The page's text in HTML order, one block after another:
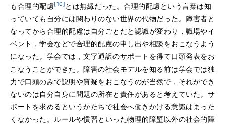
も合理的配慮[10] とは無縁だった。合理的配慮という言葉は知
っていても自分には関わりのない世界の代物だった。障害者と
なってから合理的配慮は自分ごとだと認識が変わり，職場やイ
ベント，学会などで合理的配慮の申し出や相談をおこなうよう
になった。学会では，文字通訳のサポートを得て口頭発表をお
こなうことができた。障害の社会モデルを知る前は学会では独
力で口頭のみで説明や質疑をおこなうのが当然で，それができ
ないのは自分自身に問題の所在と責任があると考えていた。サ
ポートを求めるというかたちで社会へ働きかける意識はまった
くなかった。ルールや慣習といった物理的障壁以外の社会的障